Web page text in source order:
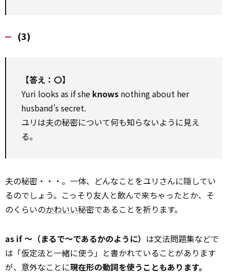
(3)
【答え：〇】
Yuri looks as if she knows nothing about her
husband’s secret.
ユリは夫の秘密について何も知らないように見え
る。
夫の秘密・・・。一体、どんなことをユリさんに隠してい
るのでしょう。こっそり友人と飲んで来ちゃったとか、そ
のくらいのかわいい秘密であることを祈ります。
as if ～（まるで～であるかのように） は文法問題集などで
は「仮定法と一緒に使う」と書かれていることがあります
が、意外なことに現在形の動詞を使うこともあります。